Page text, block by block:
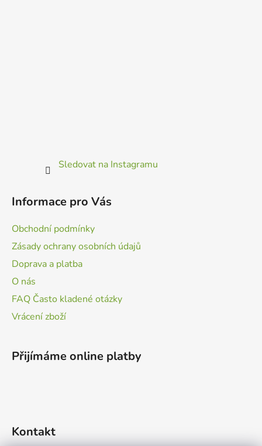
Sledovat na Instagramu
Informace pro Vás
Obchodní podmínky
Zásady ochrany osobních údajů
Doprava a platba
O nás
FAQ Často kladené otázky
Vrácení zboží
Přijímáme online platby
Kontakt